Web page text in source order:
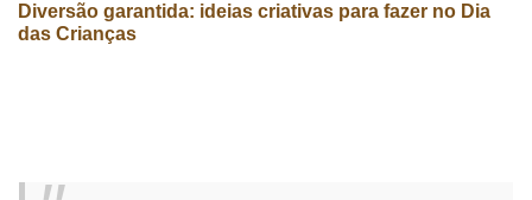
Diversão garantida: ideias criativas para fazer no Dia
das Crianças